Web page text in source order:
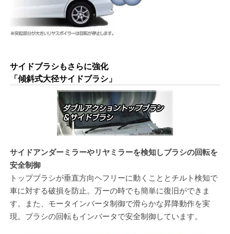
サイドブラシもさらに強化
「傾斜式大径サイドブラシ」
サイドアンダーミラーやリヤミラーを検知しブラシの回転を
安全制御
トップブラシが垂直方向ヘフリーに動くこととチルト検知で
車に対する破損を防止。万ーの時でも簡単に復旧ができま
す。また、モータインバータ制御で滑らかな昇降動作を実
現。ブラシの回転もインバータで安全制御しています。